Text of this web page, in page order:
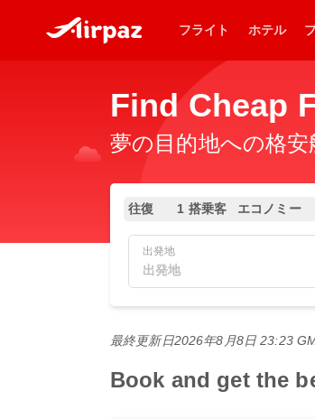
フライト ホテル
Find Cheap
夢の目的地への格
往復 1 搭乗客 エコノミー
出発地
最終更新日2026年8月8日 23:23
Book and get the